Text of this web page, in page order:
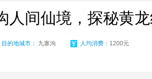
人间仙境，探秘黄
目的地城市： 九寨沟 人均消费： 1200元